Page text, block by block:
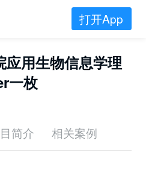
打开App
用生物信息学理
一枚
简介 相关案例